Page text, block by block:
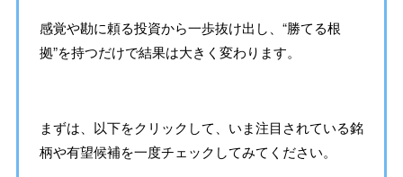
感覚や勘に頼る投資から一歩抜け出し、“勝てる根
拠”を持つだけで結果は大きく変わります。
まずは、以下をクリックして、いま注目されている銘
柄や有望候補を一度チェックしてみてください。